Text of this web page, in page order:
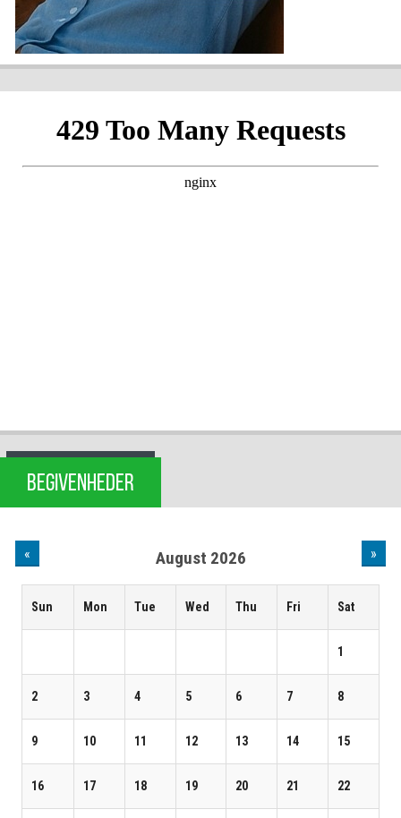
BEGIVENHEDER
« August 2026 »
Sun Mon Tue Wed Thu Fri Sat
1
2 3 4 5 6 7 8
9 10 11 12 13 14 15
16 17 18 19 20 21 22